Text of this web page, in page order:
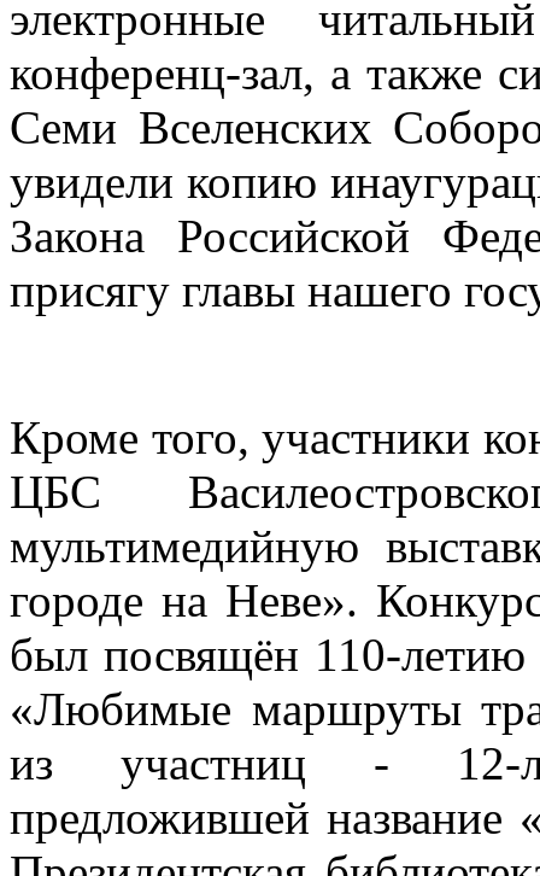
электронные
конференц-зал, а также
Семи Вселенских
увидели копию
Закона Российской
присягу главы нашего
Кроме того, участники
ЦБС
мультимедийную
городе на Неве».
был посвящён 110-летию
«Любимые маршруты
из участниц - 12-
предложившей